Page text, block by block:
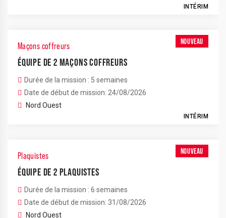
INTÉRIM
NOUVEAU
Maçons coffreurs
ÉQUIPE DE 2 MAÇONS COFFREURS
Durée de la mission : 5 semaines
Date de début de mission: 24/08/2026
Nord Ouest
INTÉRIM
NOUVEAU
Plaquistes
ÉQUIPE DE 2 PLAQUISTES
Durée de la mission : 6 semaines
Date de début de mission: 31/08/2026
Nord Ouest